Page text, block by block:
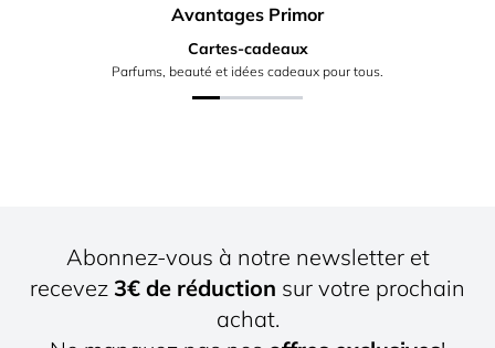
Avantages Primor
Cartes-cadeaux
Parfums, beauté et idées cadeaux pour tous.
Abonnez-vous à notre newsletter et
recevez 3€ de réduction sur votre prochain
achat.